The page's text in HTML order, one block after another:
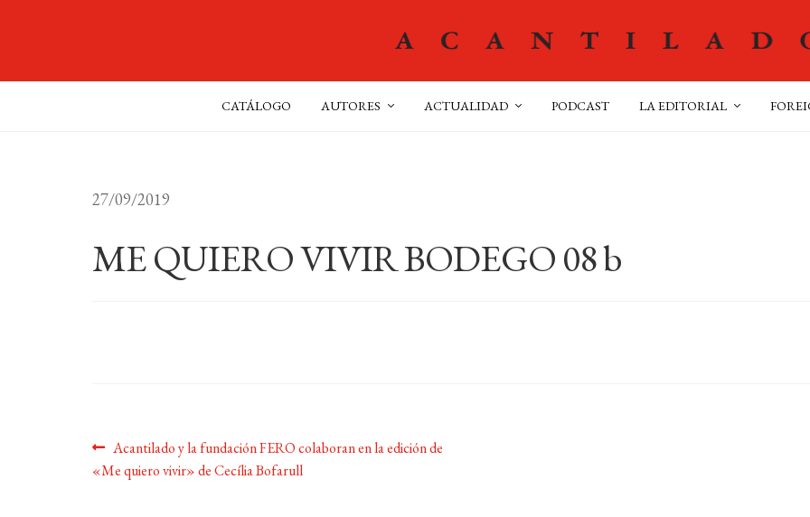
CATÁLOGO AUTORES ACTUALIDAD PODCAST LA EDITORIAL
27/09/2019
ME QUIERO VIVIR BODEGO 08 b
Navegación
de
Anterior:
Acantilado y la fundación FERO colaboran en la edición de
«Me quiero vivir» de Cecília Bofarull